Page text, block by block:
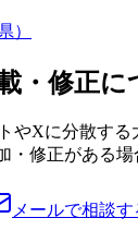
）
・修正に
やXに分散する
・修正がある
メールで相談す